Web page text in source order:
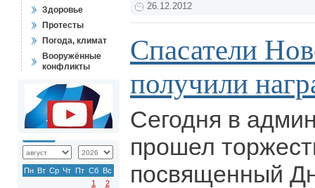
Здоровье
Протесты
Погода, климат
Вооружённые
конфликты
Пн Вт Ср Чт Пт Сб Вс
1
2
26.12.2012
Спасатели
получили
Сегодня в
прошел
посвященный